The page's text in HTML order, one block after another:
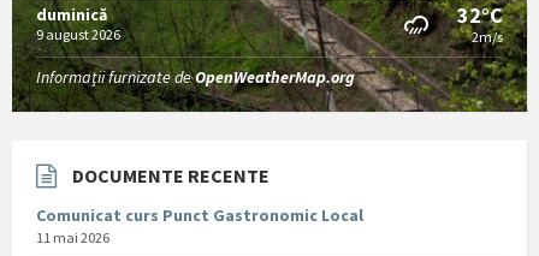
duminică
9 august 2026
32°C
2m/s
Informații furnizate deOpenWeatherMap.org
DOCUMENTE RECENTE
Comunicat curs Punct Gastronomic Local
11 mai 2026